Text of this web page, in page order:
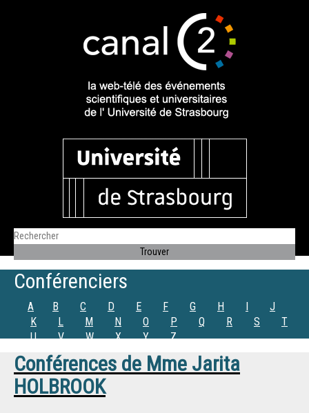
Conférenciers
A B C D E F G H I
J
K
L M N O P Q R S
T
U
V W X Y Z
Conférences de Mme Jarita
HOLBROOK